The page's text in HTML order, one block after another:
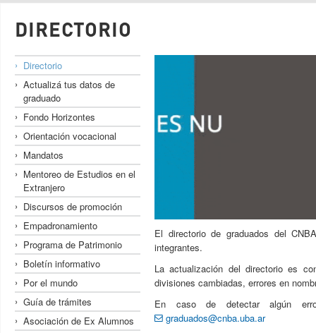
DIRECTORIO
Directorio
Actualizá tus datos de
graduado
Fondo Horizontes
Orientación vocacional
Mandatos
Mentoreo de Estudios en el
Extranjero
Discursos de promoción
Empadronamiento
Programa de Patrimonio
Boletín informativo
Por el mundo
Guía de trámites
Asociación de Ex Alumnos
El directorio de graduados del
integrantes.
La actualización del directorio es
divisiones cambiadas, errores en
En caso de detectar algún
graduados@cnba.uba.ar